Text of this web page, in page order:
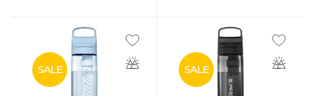
SALE SALE